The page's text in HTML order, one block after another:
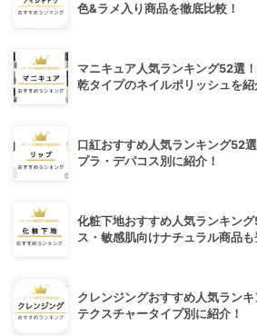
色&ラメ入り商品を徹底比較！
マニキュア人気ランキング52選
乾タイプのネイルポリッシュを紹
口紅おすすめ人気ランキング52
プラ・デパコス別に紹介！
化粧下地おすすめ人気ランキン
ス・敏感肌向けナチュラル商品も
クレンジングおすすめ人気ラン
テクスチャータイプ別に紹介！